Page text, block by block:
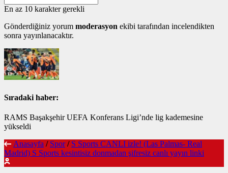
En az 10 karakter gerekli
Gönderdiğiniz yorum moderasyon ekibi tarafından incelendikten
sonra yayınlanacaktır.
Sıradaki haber:
RAMS Başakşehir UEFA Konferans Ligi’nde lig kademesine
yükseldi
Anasayfa / Spor / S Sports CANLI izle! (Las Palmas- Real
Madrid) S Sports kesintisiz donmadan şifresiz canlı yayın linki